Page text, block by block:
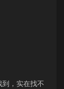
，实在找不